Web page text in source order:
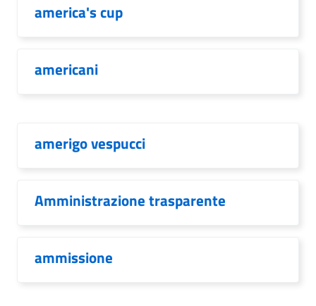
america's cup
americani
amerigo vespucci
Amministrazione trasparente
ammissione